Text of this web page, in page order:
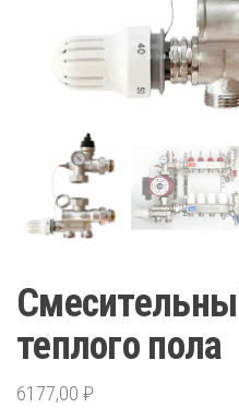
теплого пола
6177,00 ₽